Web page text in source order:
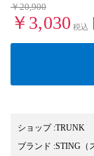
￥20,900
￥3,030 税込
ショップ:TRUNK
ブランド :STING